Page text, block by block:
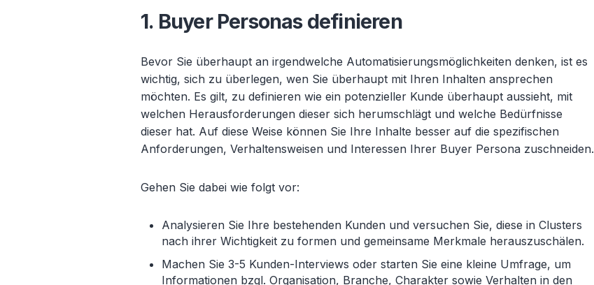
1. Buyer Personas definieren
Bevor Sie überhaupt an irgendwelche Automatisierungsmöglichkeiten denken, ist es
wichtig, sich zu überlegen, wen Sie überhaupt mit Ihren Inhalten ansprechen
möchten. Es gilt, zu definieren wie ein potenzieller Kunde überhaupt aussieht, mit
welchen Herausforderungen dieser sich herumschlägt und welche Bedürfnisse
dieser hat. Auf diese Weise können Sie Ihre Inhalte besser auf die spezifischen
Anforderungen, Verhaltensweisen und Interessen Ihrer Buyer Persona zuschneiden.
Gehen Sie dabei wie folgt vor:
Analysieren Sie Ihre bestehenden Kunden und versuchen Sie, diese in Clusters
nach ihrer Wichtigkeit zu formen und gemeinsame Merkmale herauszuschälen.
Machen Sie 3-5 Kunden-Interviews oder starten Sie eine kleine Umfrage, um
Informationen bzgl. Organisation, Branche, Charakter sowie Verhalten in den